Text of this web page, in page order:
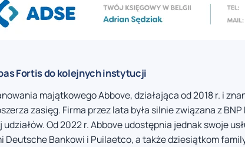
Fortis do kolejnych instytucji
majątkowego Abbove, działająca od 2018 r. i
zasięg. Firma przez lata była silnie związana z
Od 2022 r. Abbove udostępnia jednak swoje
Deutsche Bankowi i Puilaetco, a także dziesiątkom